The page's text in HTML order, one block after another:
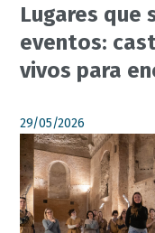
Lugares que
eventos:
vivos para
29/05/2026